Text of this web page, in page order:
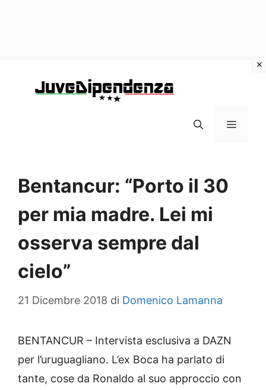
MENU
Bentancur: “Porto il 30
per mia madre. Lei mi
osserva sempre dal
cielo”
21 Dicembre 2018 di Domenico Lamanna
BENTANCUR – Intervista esclusiva a DAZN
per l’uruguagliano. L’ex Boca ha parlato di
tante, cose da Ronaldo al suo approccio con